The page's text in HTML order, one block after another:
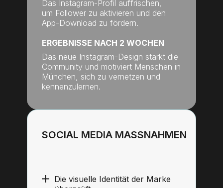
Das Instagram-Profil auffrischen,
um Follower zu aktivieren und den
App-Download zu fördern.
ERGEBNISSE NACH 2 WOCHEN
Das neue Instagram-Design stärkt die
Community und motiviert Menschen in
München, sich zu vernetzen und
kennenzulernen.
SOCIAL MEDIA MASSNAHMEN
Die visuelle Identität der Marke